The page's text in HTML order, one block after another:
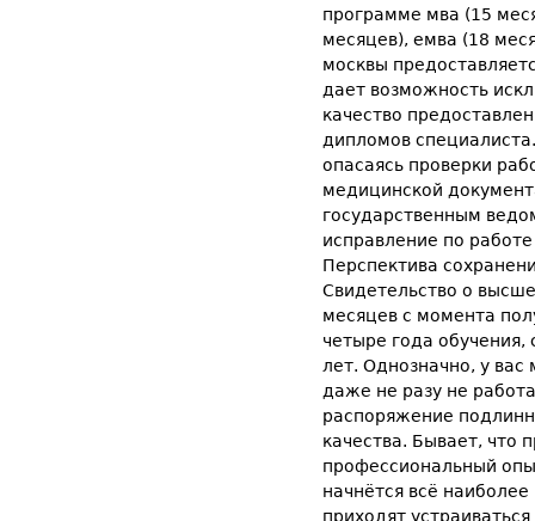
программе мва (15
месяцев), емва (18
москвы
дает возможность
качество
дипломов
опасаясь проверки
медицинской
государственным
исправление по
Перспектива
Свидетельство о
месяцев с момента
четыре года обучения,
лет. Однозначно, у
даже не разу не
распоряжение
качества. Бывает, что
профессиональный
начнётся всё
приходят